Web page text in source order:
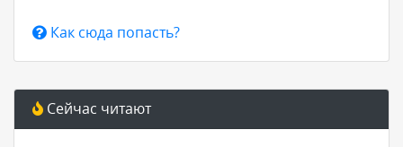
Как сюда попасть?
Сейчас читают